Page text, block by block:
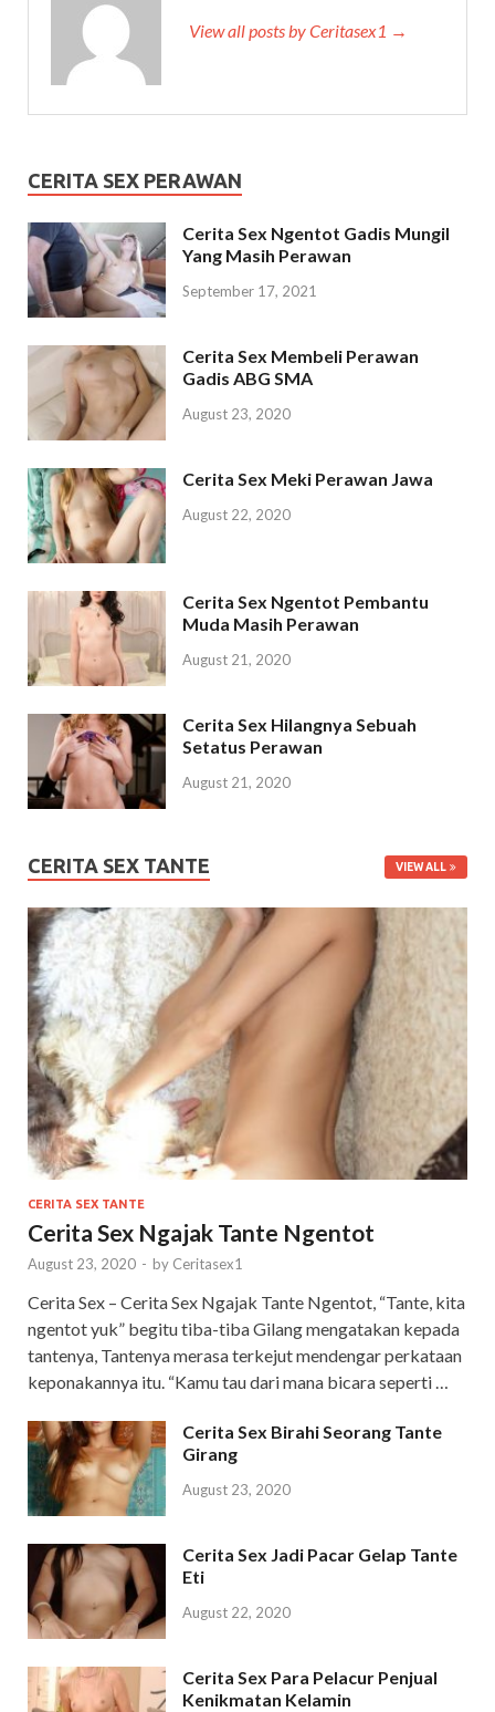
View all posts by Ceritasex1 →
CERITA SEX PERAWAN
Cerita Sex Ngentot Gadis Mungil
Yang Masih Perawan
September 17, 2021
Cerita Sex Membeli Perawan
Gadis ABG SMA
August 23, 2020
Cerita Sex Meki Perawan Jawa
August 22, 2020
Cerita Sex Ngentot Pembantu
Muda Masih Perawan
August 21, 2020
Cerita Sex Hilangnya Sebuah
Setatus Perawan
August 21, 2020
CERITA SEX TANTE VIEW ALL
CERITA SEX TANTE
Cerita Sex Ngajak Tante Ngentot
August 23, 2020 - by Ceritasex1
Cerita Sex – Cerita Sex Ngajak Tante Ngentot, “Tante, kita
ngentot yuk” begitu tiba-tiba Gilang mengatakan kepada
tantenya, Tantenya merasa terkejut mendengar perkataan
keponakannya itu. “Kamu tau dari mana bicara seperti …
Cerita Sex Birahi Seorang Tante
Girang
August 23, 2020
Cerita Sex Jadi Pacar Gelap Tante
Eti
August 22, 2020
Cerita Sex Para Pelacur Penjual
Kenikmatan Kelamin